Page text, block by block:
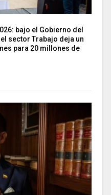
bajo el Gobierno del
sector Trabajo deja un
para 20 millones de